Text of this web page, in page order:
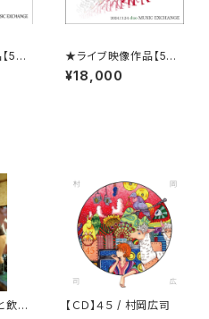
5枚
★ライブ映像作品【5枚
セット、HAKO FES JA
PAN 2024 LIVE！】＠
¥18,000
飲み
【ＣＤ】４５ / 村岡広司